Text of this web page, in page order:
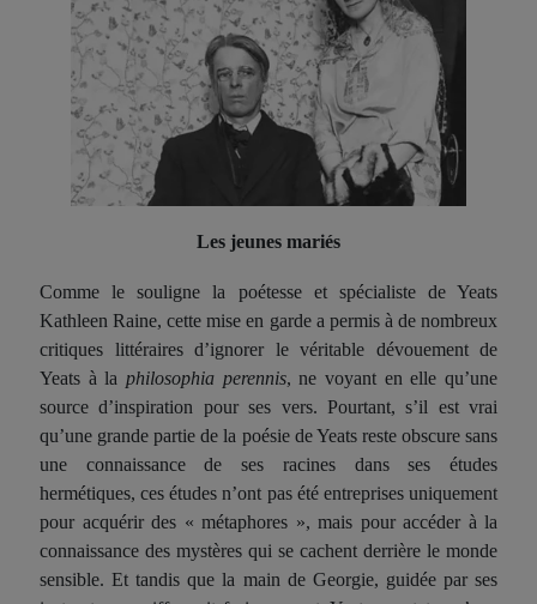
Les jeunes mariés
Comme le souligne la poétesseet spécialiste de Yeats
Kathleen Raine, cette mise en garde a permis à de nombreux
critiques littéraires d’ignorer le véritable dévouement de
Yeats à la philosophia perennis, ne voyant en elle qu’une
source d’inspiration pour ses vers. Pourtant, s’il est vrai
qu’une grande partie de la poésie de Yeats reste obscure sans
une connaissance de ses racines dans ses études
hermétiques, ces études n’ont pas été entreprises uniquement
pour acquérir des « métaphores », mais pour accéder à la
connaissance des mystères qui se cachent derrière le monde
sensible. Et tandis que la main de Georgie, guidée par ses